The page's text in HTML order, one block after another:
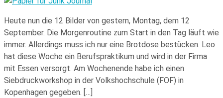
Heute nun die 12 Bilder von gestern, Montag, dem 12
September. Die Morgenroutine zum Start in den Tag läuft wie
immer. Allerdings muss ich nur eine Brotdose bestücken. Leo
hat diese Woche ein Berufspraktikum und wird in der Firma
mit Essen versorgt. Am Wochenende habe ich einen
Siebdruckworkshop in der Volkshochschule (FOF) in
Kopenhagen gegeben. […]